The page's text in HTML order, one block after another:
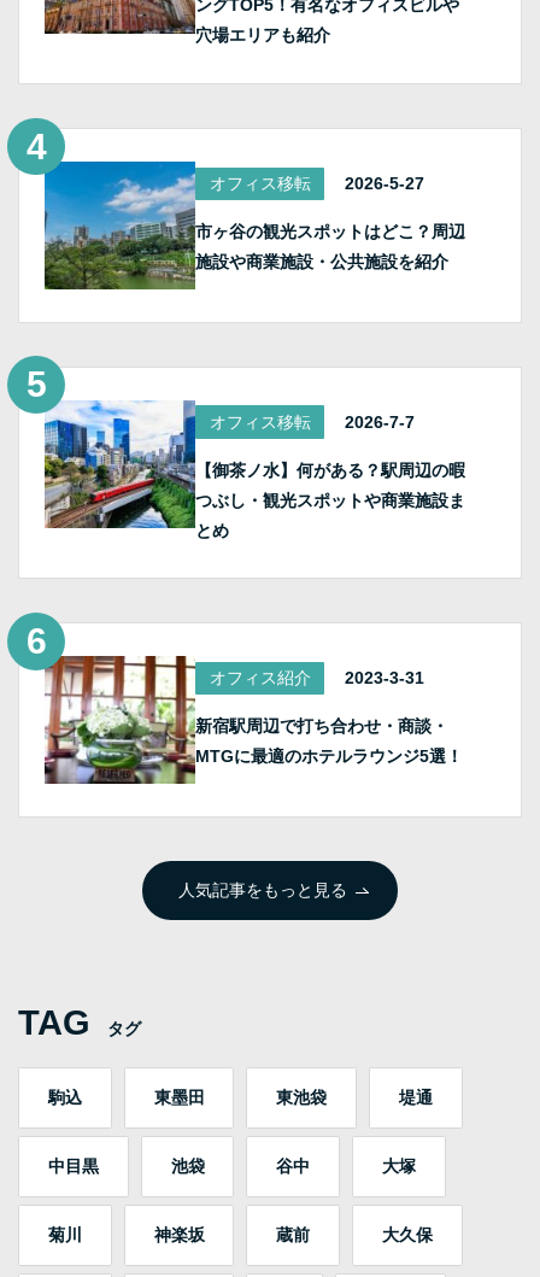
ングTOP5！有名なオフィスビルや
穴場エリアも紹介
オフィス移転 2026-5-27
市ヶ谷の観光スポットはどこ？周辺
施設や商業施設・公共施設を紹介
オフィス移転 2026-7-7
【御茶ノ水】何がある？駅周辺の暇
つぶし・観光スポットや商業施設ま
とめ
オフィス紹介 2023-3-31
新宿駅周辺で打ち合わせ・商談・
MTGに最適のホテルラウンジ5選！
人気記事をもっと見る
TAG タグ
駒込 東墨田 東池袋 堤通
中目黒 池袋 谷中 大塚
菊川 神楽坂 蔵前 大久保